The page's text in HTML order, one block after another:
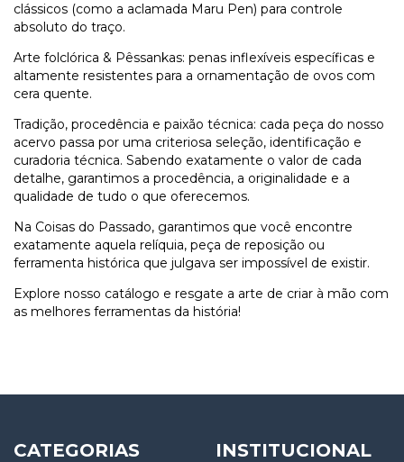
clássicos (como a aclamada Maru Pen) para controle
absoluto do traço.
Arte folclórica & Pêssankas: penas inflexíveis específicas e
altamente resistentes para a ornamentação de ovos com
cera quente.
Tradição, procedência e paixão técnica: cada peça do nosso
acervo passa por uma criteriosa seleção, identificação e
curadoria técnica. Sabendo exatamente o valor de cada
detalhe, garantimos a procedência, a originalidade e a
qualidade de tudo o que oferecemos.
Na Coisas do Passado, garantimos que você encontre
exatamente aquela relíquia, peça de reposição ou
ferramenta histórica que julgava ser impossível de existir.
Explore nosso catálogo e resgate a arte de criar à mão com
as melhores ferramentas da história!
CATEGORIAS INSTITUCIONAL